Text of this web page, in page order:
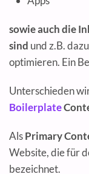
sowie auch die
sind und z.B.
optimieren. Ein
Unterschieden
Boilerplate
AlsPrimary
Website, die für
bezeichnet.